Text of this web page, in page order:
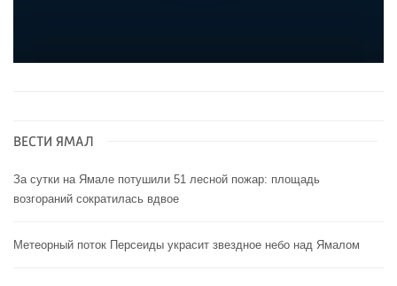
ВЕСТИ ЯМАЛ
За сутки на Ямале потушили 51 лесной пожар: площадь
возгораний сократилась вдвое
Метеорный поток Персеиды украсит звездное небо над Ямалом